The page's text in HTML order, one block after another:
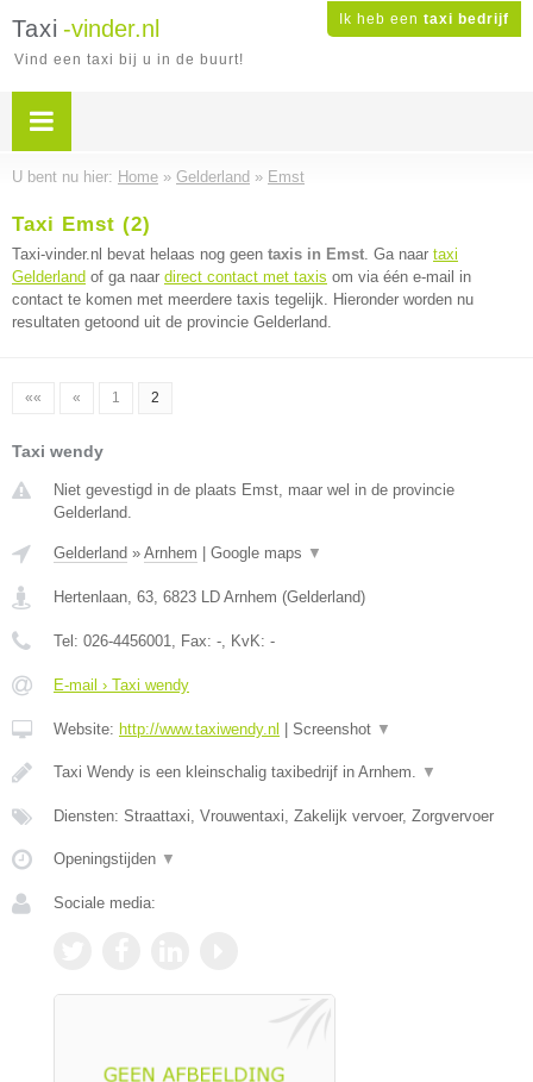
Ik heb een taxi bedrijf
Taxi -vinder.nl
Vind een taxi bij u in de buurt!
U bent nu hier: Home » Gelderland » Emst
Taxi Emst (2)
Taxi-vinder.nl bevat helaas nog geen taxis in Emst. Ga naar taxi
Gelderland of ga naar direct contact met taxis om via één e-mail in
contact te komen met meerdere taxis tegelijk. Hieronder worden nu
resultaten getoond uit de provincie Gelderland.
«« « 1 2
Taxi wendy
Niet gevestigd in de plaats Emst, maar wel in de provincie
Gelderland.
Gelderland » Arnhem Google maps ▼
Hertenlaan, 63, 6823 LD Arnhem (Gelderland)
Tel: 026-4456001, Fax: -, KvK: -
E-mail › Taxi wendy
Website: http://www.taxiwendy.nl Screenshot ▼
Taxi Wendy is een kleinschalig taxibedrijf in Arnhem. ▼
Diensten: Straattaxi, Vrouwentaxi, Zakelijk vervoer, Zorgvervoer
Openingstijden ▼
Sociale media: